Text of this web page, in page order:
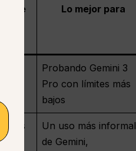
límite
Lo mejor para
Probando Gemini 3
Pro con límites más
bajos
Un uso más informal
de Gemini,